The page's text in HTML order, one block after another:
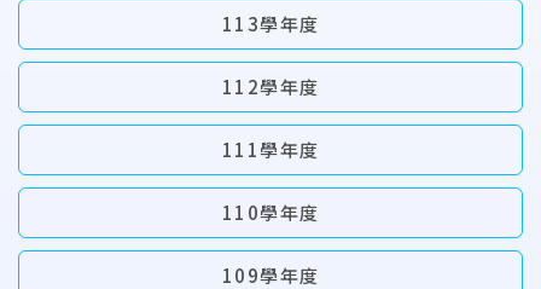
113學年度
112學年度
111學年度
110學年度
109學年度